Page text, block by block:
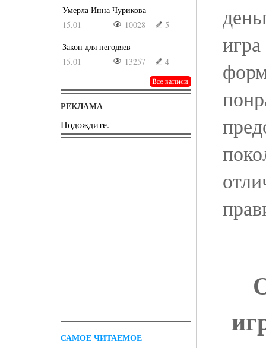
Умерла Инна Чурикова
15.01
10028
5
Закон для негодяев
15.01
13257 4
РЕКЛАМА
Подождите.
САМОЕ ЧИТАЕМОЕ